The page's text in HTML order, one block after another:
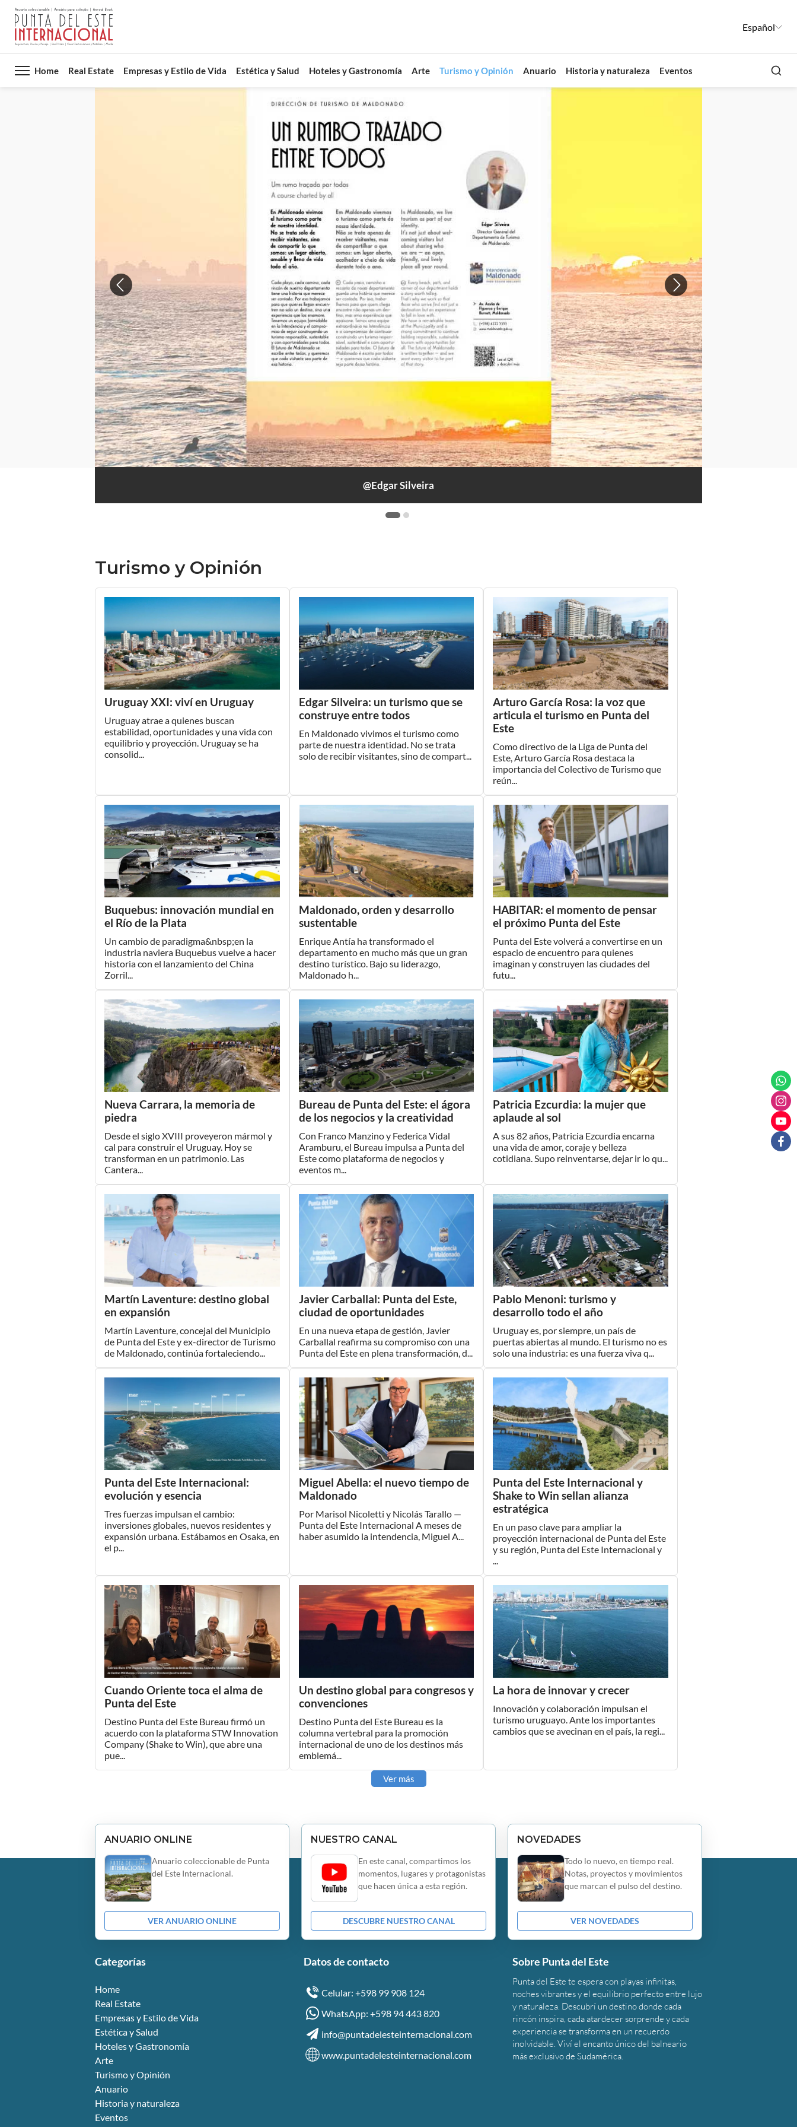
Español
Home Real Estate Empresas y Estilo de Vida Estética y Salud Hoteles y Gastronomía Arte Turismo y Opinión Anuario Historia y naturaleza Eventos Buscar
@Edgar Silveira
@Mintur
Turismo y Opinión
Uruguay XXI: viví en Uruguay
Uruguay atrae a quienes buscan
estabilidad, oportunidades y una vida con
equilibrio y proyección. Uruguay se ha
consolid...
Edgar Silveira: un turismo que se
construye entre todos
En Maldonado vivimos el turismo como
parte de nuestra identidad. No se trata
solo de recibir visitantes, sino de compart...
Arturo García Rosa: la voz que
articula el turismo en Punta del
Este
Como directivo de la Liga de Punta del
Este, Arturo García Rosa destaca la
importancia del Colectivo de Turismo que
reún...
Buquebus: innovación mundial en
el Río de la Plata
Un cambio de paradigma&nbsp;en la
industria naviera Buquebus vuelve a hacer
historia con el lanzamiento del China
Zorril...
Maldonado, orden y desarrollo
sustentable
Enrique Antía ha transformado el
departamento en mucho más que un gran
destino turístico. Bajo su liderazgo,
Maldonado h...
HABITAR: el momento de pensar
el próximo Punta del Este
Punta del Este volverá a convertirse en un
espacio de encuentro para quienes
imaginan y construyen las ciudades del
futu...
Nueva Carrara, la memoria de
piedra
Desde el siglo XVIII proveyeron mármol y
cal para construir el Uruguay. Hoy se
transforman en un patrimonio. Las
Cantera...
Bureau de Punta del Este: el ágora
de los negocios y la creatividad
Con Franco Manzino y Federica Vidal
Aramburu, el Bureau impulsa a Punta del
Este como plataforma de negocios y
eventos m...
Patricia Ezcurdia: la mujer que
aplaude al sol
A sus 82 años, Patricia Ezcurdia encarna
una vida de amor, coraje y belleza
cotidiana. Supo reinventarse, dejar ir lo qu...
Martín Laventure: destino global
en expansión
Martín Laventure, concejal del Municipio
de Punta del Este y ex-director de Turismo
de Maldonado, continúa fortaleciendo...
Javier Carballal: Punta del Este,
ciudad de oportunidades
En una nueva etapa de gestión, Javier
Carballal reafirma su compromiso con una
Punta del Este en plena transformación, d...
Pablo Menoni: turismo y
desarrollo todo el año
Uruguay es, por siempre, un país de
puertas abiertas al mundo. El turismo no es
solo una industria: es una fuerza viva q...
Punta del Este Internacional:
evolución y esencia
Tres fuerzas impulsan el cambio:
inversiones globales, nuevos residentes y
expansión urbana. Estábamos en Osaka, en
el p...
Miguel Abella: el nuevo tiempo de
Maldonado
Por Marisol Nicoletti y Nicolás Tarallo —
Punta del Este Internacional A meses de
haber asumido la intendencia, Miguel A...
Punta del Este Internacional y
Shake to Win sellan alianza
estratégica
En un paso clave para ampliar la
proyección internacional de Punta del Este
y su región, Punta del Este Internacional y
...
Cuando Oriente toca el alma de
Punta del Este
Destino Punta del Este Bureau firmó un
acuerdo con la plataforma STW Innovation
Company (Shake to Win), que abre una
pue...
Un destino global para congresos y
convenciones
Destino Punta del Este Bureau es la
columna vertebral para la promoción
internacional de uno de los destinos más
emblemá...
La hora de innovar y crecer
Innovación y colaboración impulsan el
turismo uruguayo. Ante los importantes
cambios que se avecinan en el país, la regi...
Ver más
ANUARIO ONLINE
Anuario coleccionable de Punta
del Este Internacional.
VER ANUARIO ONLINE
NUESTRO CANAL
En este canal, compartimos los
momentos, lugares y protagonistas
que hacen única a esta región.
DESCUBRE NUESTRO CANAL
NOVEDADES
Todo lo nuevo, en tiempo real.
Notas, proyectos y movimientos
que marcan el pulso del destino.
VER NOVEDADES
Categorías
Home
Real Estate
Empresas y Estilo de Vida
Estética y Salud
Hoteles y Gastronomía
Arte
Turismo y Opinión
Anuario
Historia y naturaleza
Eventos
Datos de contacto
Celular: +598 99 908 124
WhatsApp: +598 94 443 820
info@puntadelesteinternacional.com
www.puntadelesteinternacional.com
Sobre Punta del Este
Punta del Este te espera con playas infinitas,
noches vibrantes y el equilibrio perfecto entre lujo
y naturaleza. Descubrí un destino donde cada
rincón inspira, cada atardecer sorprende y cada
experiencia se transforma en un recuerdo
inolvidable. Viví el encanto único del balneario
más exclusivo de Sudamérica.